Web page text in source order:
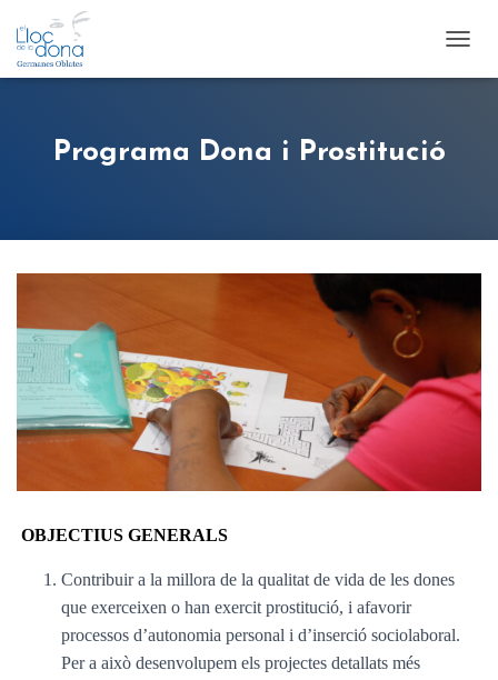
O
T
N
Programa Dona i Prostitució
OBJECTIUS GENERALS
Contribuir a la millora de la qualitat de vida de les dones
que exerceixen o han exercit prostitució, i afavorir
processos d’autonomia personal i d’inserció sociolaboral.
Per a això desenvolupem els projectes detallats més